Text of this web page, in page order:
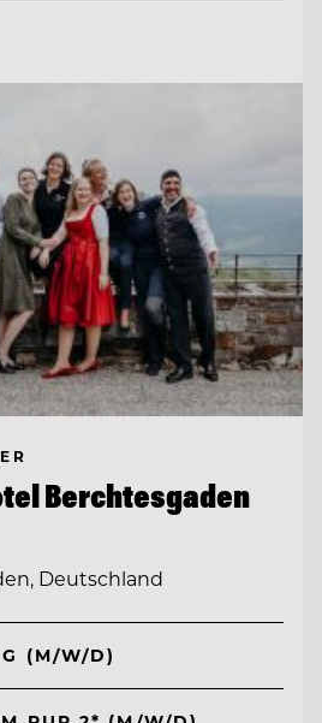
Berchtesgaden
Deutschland
(M/W/D)